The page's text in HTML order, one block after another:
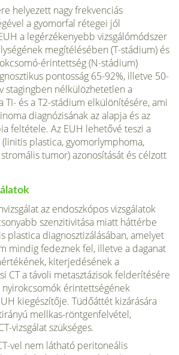
helyezett nagy frekvenciás
a gyomorfal rétegei jól
a legérzékenyebb vizsgálómódszer
megítélésében (T-stádium) és
érintettség (N-stádium)
pontosság 65-92%, illetve 50-
stagingben nélkülözhetetlen a
TI- és a T2-stádium elkülönítésére, ami
diagnózisának az alapja és az
feltétele. Az EUH lehetővé teszi a
plastica, gyomorlymphoma,
tumor) azonosítását és cél­zott
az endoszkópos vizsgálatok
szenzitivitása miatt háttérbe
plas­tica diagnosztizálásában, amelyet
mindig fedeznek fel, illetve a daganat
kiterjedésének a
CT a távoli metasztázisok felderítésére
nyirokcsomók érintettségének
kiegészítője. Tüdőáttét kizárására
mellkas-röntgenfelvétel,
vizsgálat szükséges.
vel nem látható peritoneális